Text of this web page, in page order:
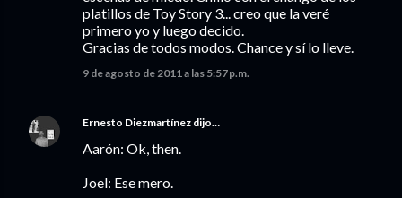
platillos de Toy Story 3... creo que la veré
primero yo y luego decido.
Gracias de todos modos. Chance y sí lo lleve.
9 de agosto de 2011 a las 5:57 p.m.
Ernesto Diezmartínez dijo…
Aarón: Ok, then.
Joel: Ese mero.